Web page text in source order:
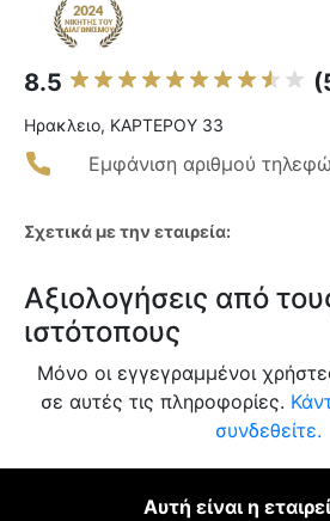
8.5
Ηρακλειο, ΚΑΡΤΕΡΟΥ 33
Εμφάνιση αριθμού
Σχετικά με την εταιρεία:
Αξιολογήσεις από
ιστότοπους
Μόνο οι εγγεγραμμένοι
σε αυτές τις πληροφορίες.
συνδεθείτε.
Αυτή είναι η